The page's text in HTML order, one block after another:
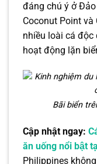
đáng chú ý ở
Coconut Point và
nhiều loài cá
hoạt động lặn
Bãi biển
Cập nhật ngay:
ăn uống nổi bật
Philippines